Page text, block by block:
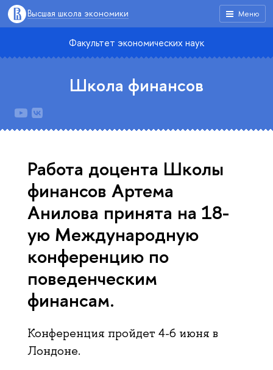
Меню
Высшая школа экономики
Факультет экономических наук
Школа финансов
Работа доцента Школы
финансов Артема
Анилова принята на 18-
ую Международную
конференцию по
поведенческим
финансам.
Конференция пройдет 4-6 июня в
Лондоне.